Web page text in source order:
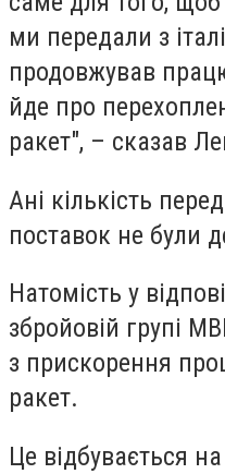
ми передали з
продовжував
йде про
ракет", – сказав
Ані кількість
поставок не були
Натомість у
збройовій групі
з прискорення
ракет.
Це відбувається